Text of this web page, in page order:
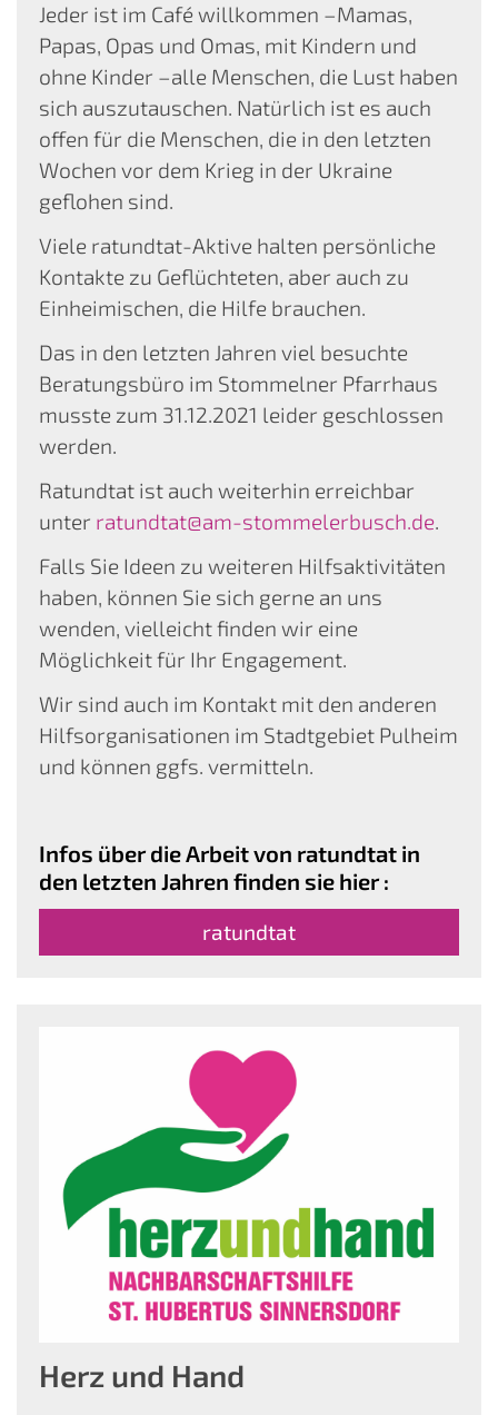
Jeder ist im Café willkommen –Mamas,
Papas, Opas und Omas, mit Kindern und
ohne Kinder –alle Menschen, die Lust haben
sich auszutauschen. Natürlich ist es auch
offen für die Menschen, die in den letzten
Wochen vor dem Krieg in der Ukraine
geflohen sind.
Viele ratundtat-Aktive halten persönliche
Kontakte zu Geflüchteten, aber auch zu
Einheimischen, die Hilfe brauchen.
Das in den letzten Jahren viel besuchte
Beratungsbüro im Stommelner Pfarrhaus
musste zum 31.12.2021 leider geschlossen
werden.
Ratundtat ist auch weiterhin erreichbar
unter ratundtat@am-stommelerbusch.de.
Falls Sie Ideen zu weiteren Hilfsaktivitäten
haben, können Sie sich gerne an uns
wenden, vielleicht finden wir eine
Möglichkeit für Ihr Engagement.
Wir sind auch im Kontakt mit den anderen
Hilfsorganisationen im Stadtgebiet Pulheim
und können ggfs. vermitteln.
Infos über die Arbeit von ratundtat in
den letzten Jahren finden sie hier :
ratundtat
Herz und Hand